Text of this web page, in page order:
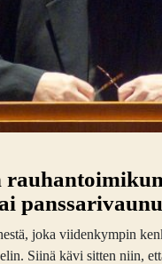
joka viidenkympin
Siinä kävi sitten niin,